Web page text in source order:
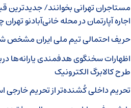
مستاجران تهرانی بخوانند/ جدیدترین
اجاره آپارتمان در محله خانی‌آبادنو
حریف احتمالی تیم ملی ایران مشخص
اظهارات سخنگوی هدفمندی یارانه‌ها
طرح کالابرگ الکترونیک
تحریم داخلی کُشنده‌تر از تحریم خارجی